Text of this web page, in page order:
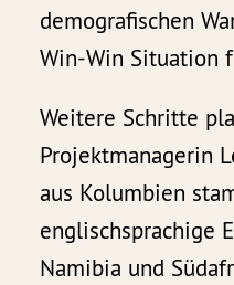
demografischen
Win-Win Situation
Weitere Schritte
Projektmanagerin
aus Kolumbien
englischsprachige
Namibia und